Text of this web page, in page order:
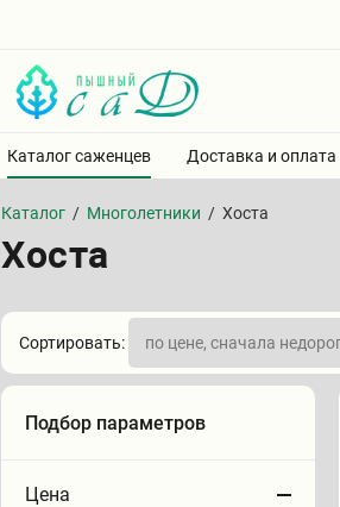
Каталог саженцев Доставка и оплата
Каталог / Многолетники / Хоста
Хоста
Сортировать:
Подбор параметров
Цена